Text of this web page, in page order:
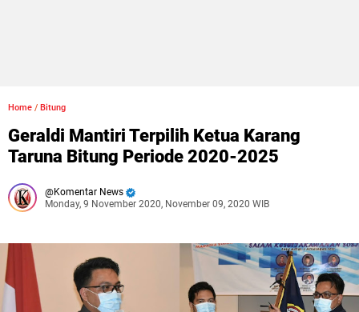
Home / Bitung
Geraldi Mantiri Terpilih Ketua Karang
Taruna Bitung Periode 2020-2025
Komentar News
Monday, 9 November 2020, November 09, 2020 WIB